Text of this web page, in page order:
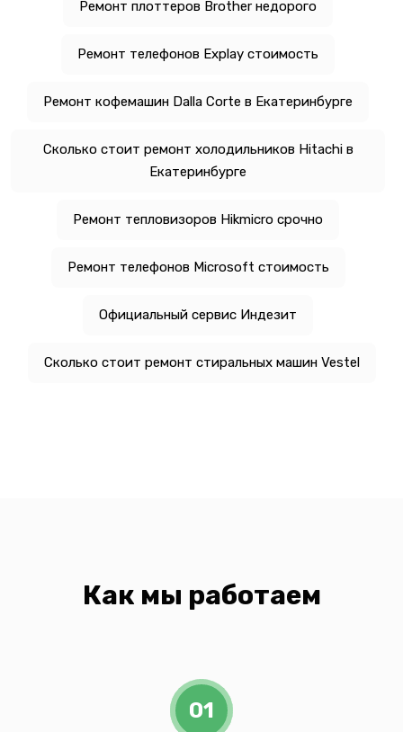
Ремонт плоттеров Brother недорого
Ремонт телефонов Explay стоимость
Ремонт кофемашин Dalla Corte в Екатеринбурге
Сколько стоит ремонт холодильников Hitachi в
Екатеринбурге
Ремонт тепловизоров Hikmicro срочно
Ремонт телефонов Microsoft стоимость
Официальный сервис Индезит
Сколько стоит ремонт стиральных машин Vestel
Как мы работаем
01